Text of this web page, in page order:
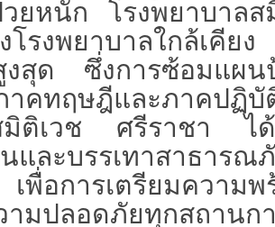
วยหนัก โรงพยาบาล
โรงพยาบาลใกล้เคี
งสุด ซึ่งการซ้อมแผน
คทฤษฎีและภาคปฏิบั
มิติเวช ศรีราชา ได้
นและบรรเทาสาธา
พื่อการเตรียมความพ
ามปลอดภัยทุกสถา